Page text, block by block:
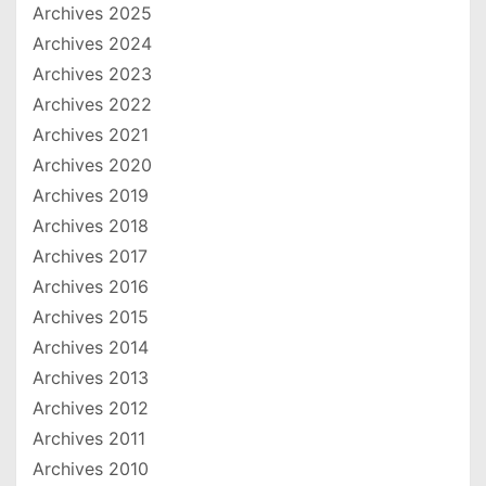
Archives 2025
Archives 2024
Archives 2023
Archives 2022
Archives 2021
Archives 2020
Archives 2019
Archives 2018
Archives 2017
Archives 2016
Archives 2015
Archives 2014
Archives 2013
Archives 2012
Archives 2011
Archives 2010